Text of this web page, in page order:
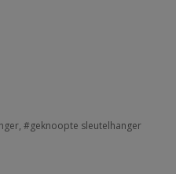
#geknoopte sleutelhanger